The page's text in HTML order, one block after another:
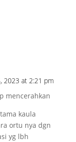
2023 at 2:21 pm
mencerahkan
kaula
ortu nya dgn
yg lbh